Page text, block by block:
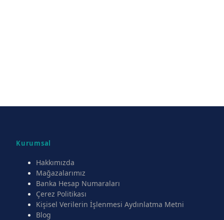
Kurumsal
Hakkımızda
Mağazalarımız
Banka Hesap Numaraları
Çerez Politikası
Kişisel Verilerin İşlenmesi Aydınlatma Metni
Blog